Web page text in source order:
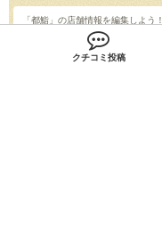
クチコミ投稿
「都鮨」の店舗情報を編集しよう！